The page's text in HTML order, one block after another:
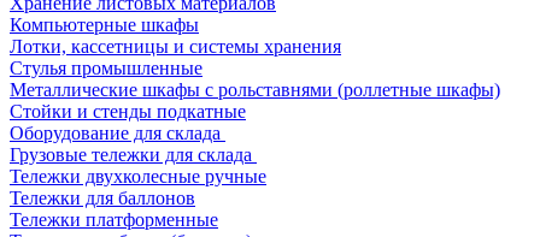
Компьютерные шкафы
Лотки, кассетницы и системы хранения
Стулья промышленные
Металлические шкафы с рольставнями (роллетные шкафы)
Стойки и стенды подкатные
Оборудование для склада
Грузовые тележки для склада
Тележки двухколесные ручные
Тележки для баллонов
Тележки платформенные